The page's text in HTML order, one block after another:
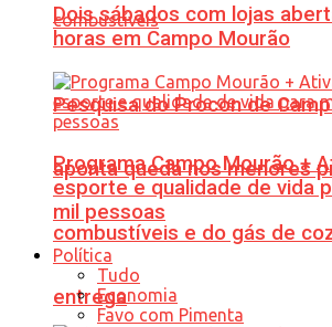
Pesquisa do Procon de
aponta queda nos menores
combustíveis e do gás de
entrega
Dois sábados com lojas
horas em Campo Mourão
Programa Campo Mourão +
esporte e qualidade de vida
mil pessoas
Política
Tudo
Economia
Favo com Pimenta